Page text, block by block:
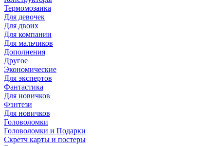
Термомозаика
Для девочек
Для двоих
Для компании
Для мальчиков
Дополнения
Другое
Экономические
Для экспертов
Фантастика
Для новичков
Фэнтези
Для новичков
Головоломки
Головоломки и Подарки
Cкретч карты и постеры